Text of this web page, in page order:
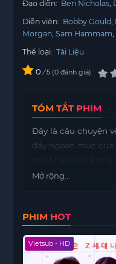
Đạo diễn: Ben Nicholas
Diễn viên: Bobby Gould
Morgan Sam Hammam
Thể loại: Tài Liệu
0 / 5 0 đánh giá
TÓM TẮT PHIM
Đây là câu chuyện
đầy ngoạn mục của
những cầu thủ
Mở rộng...
PHIM HOT
Vietsub - HD